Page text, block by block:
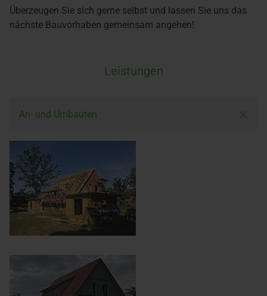
Überzeugen Sie sich gerne selbst und lassen Sie uns das
nächste Bauvorhaben gemeinsam angehen!
Leistungen
An- und Umbauten